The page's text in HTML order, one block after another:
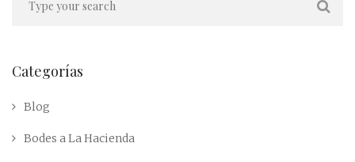
Categorías
Blog
Bodes a La Hacienda